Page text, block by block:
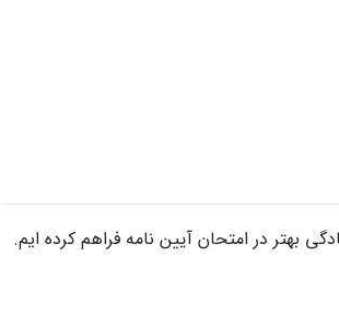
بهتر در امتحان آیین نامه فراهم کرده ایم.